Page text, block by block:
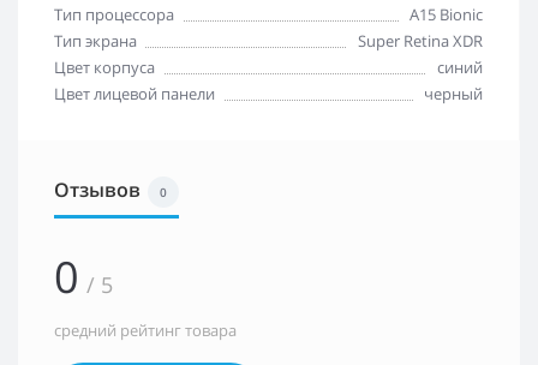
Тип процессора
A15 Bionic
Тип экрана
Super Retina XDR
Цвет корпуса
синий
Цвет лицевой панели
черный
Отзывов 0
0 / 5
средний рейтинг товара